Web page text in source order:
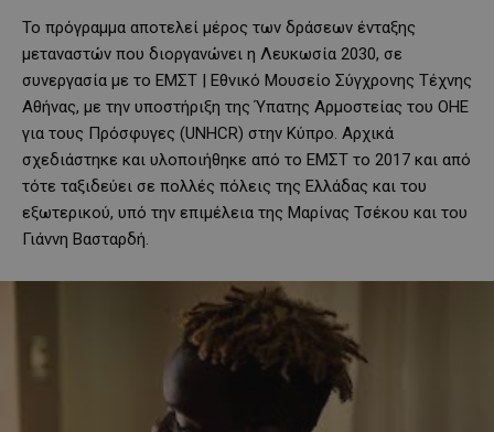
Το πρόγραμμα αποτελεί μέρος των δράσεων ένταξης
μεταναστών που διοργανώνει η Λευκωσία 2030, σε
συνεργασία με το ΕΜΣΤ | Εθνικό Μουσείο Σύγχρονης Τέχνης
Αθήνας, με την υποστήριξη της Ύπατης Αρμοστείας του ΟΗΕ
για τους Πρόσφυγες (UNHCR) στην Κύπρο. Αρχικά
σχεδιάστηκε και υλοποιήθηκε από το ΕΜΣΤ το 2017 και από
τότε ταξιδεύει σε πολλές πόλεις της Ελλάδας και του
εξωτερικού, υπό την επιμέλεια της Μαρίνας Τσέκου και του
Γιάννη Βασταρδή.